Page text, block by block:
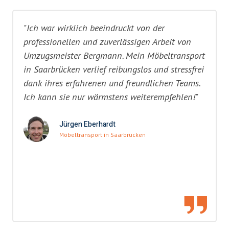
"Ich war wirklich beeindruckt von der
professionellen und zuverlässigen Arbeit von
Umzugsmeister Bergmann. Mein Möbeltransport
in Saarbrücken verlief reibungslos und stressfrei
dank ihres erfahrenen und freundlichen Teams.
Ich kann sie nur wärmstens weiterempfehlen!"
Jürgen Eberhardt
Möbeltransport in Saarbrücken